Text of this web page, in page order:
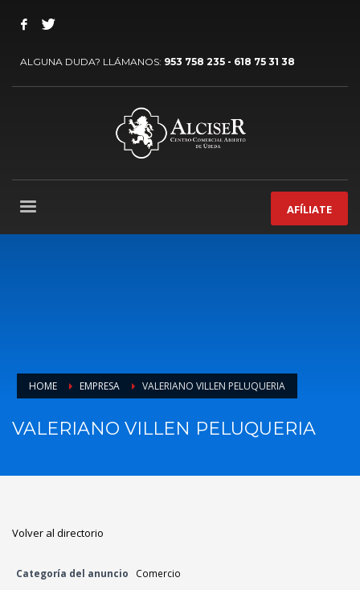
ALGUNA DUDA? LLÁMANOS: 953 758 235 - 618 75 31 38
AFÍLIATE
HOME EMPRESA VALERIANO VILLEN PELUQUERIA
VALERIANO VILLEN PELUQUERIA
Volver al directorio
Categoría del anuncio Comercio